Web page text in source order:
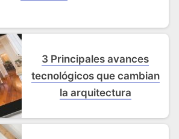
3 Principales avances
tecnológicos que cambian
la arquitectura